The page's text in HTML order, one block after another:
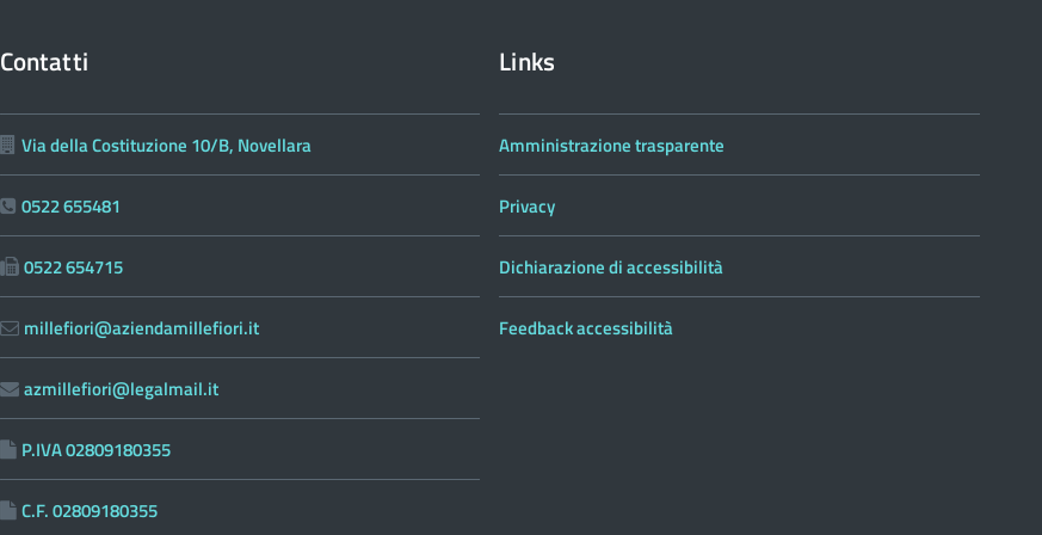
Contatti
Via della Costituzione 10/B, Novellara
0522 655481
0522 654715
millefiori@aziendamillefiori.it
azmillefiori@legalmail.it
P.IVA 02809180355
C.F. 02809180355
Links
Amministrazione trasparente
Privacy
Dichiarazione di accessibilità
Feedback accessibilità